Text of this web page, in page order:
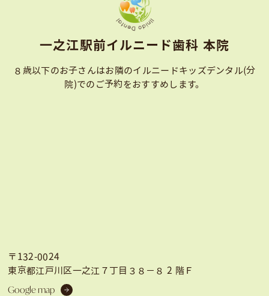
⼀之江駅前イルニード⻭科 本院
８歳以下のお子さんはお隣のイルニードキッズデンタル(分
院)での ご予約をおすすめします。
〒132-0024
東京都江戸川区一之江７丁目３８−８ 2 階Ｆ
Google map